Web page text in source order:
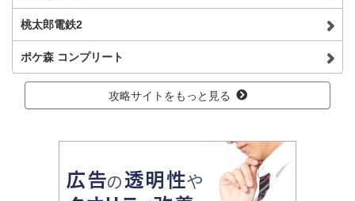
桃太郎電鉄2
ポケ森 コンプリート
攻略サイトをもっと見る